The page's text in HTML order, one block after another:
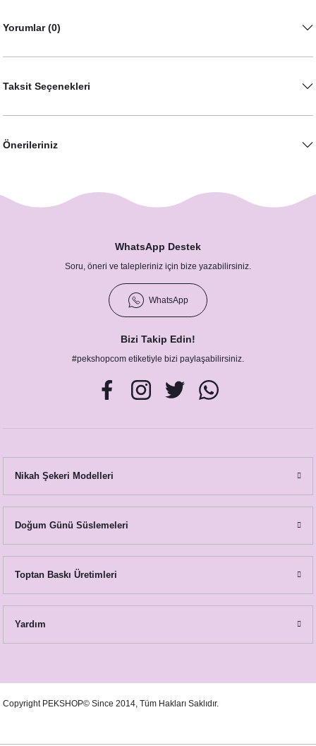
Mor Çiçekler Konsept Kolonya Hediyelik
Mor Çiçekler Konsept Lavanta Kesesi
Mor Çiçekler Konsept Mum Hediyelik
65,00 TL
Yorumlar (0)
Taksit Seçenekleri
Önerileriniz
WhatsApp Destek
Soru, öneri ve talepleriniz için bize yazabilirsiniz.
WhatsApp
Bizi Takip Edin!
#pekshopcom etiketiyle bizi paylaşabilirsiniz.
Nikah Şekeri Modelleri
Doğum Günü Süslemeleri
Toptan Baskı Üretimleri
Yardım
Copyright PEKSHOP© Since 2014, Tüm Hakları Saklıdır.